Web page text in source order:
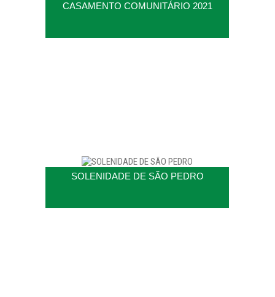
CASAMENTO COMUNITÁRIO 2021
SOLENIDADE DE SÃO PEDRO